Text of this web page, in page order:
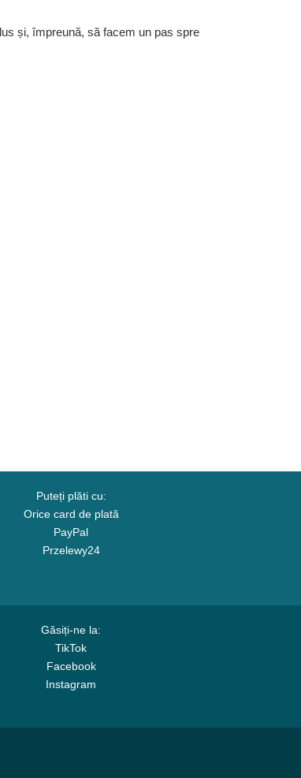
și, împreună, să facem un pas spre
Puteți plăti cu:
Orice card de plată
PayPal
Przelewy24
Găsiți-ne la:
TikTok
Facebook
Instagram